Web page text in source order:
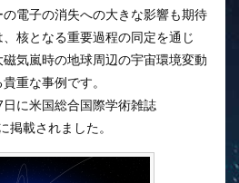
電子の消失への大きな影響も期待
核となる重要過程の同定を通じ
気嵐時の地球周辺の宇宙環境変動
重な事例です。
に米国総合国際学術雑誌
掲載されました。